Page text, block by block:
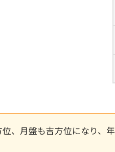
、月盤も吉方位になり、